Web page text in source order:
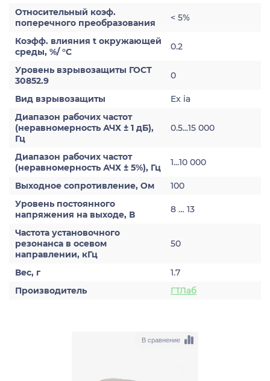
Относительный коэф.
поперечного преобразования
< 5%
Коэфф. влияния t окружающей
среды, %/ °С
0.2
Уровень взрывозащиты ГОСТ
30852.9
0
Вид взрывозащиты
Ex ia
Диапазон рабочих частот
(неравномерность АЧХ ± 1 дБ),
Гц
0.5...15 000
Диапазон рабочих частот
(неравномерность АЧХ ± 5%), Гц
1...10 000
Выходное сопротивление, Ом
100
Уровень постоянного
напряжения на выходе, В
8 … 13
Частота установочного
резонанса в осевом
направлении, кГц
50
Вес, г
1.7
Производитель
ГТЛаб
В сравнение